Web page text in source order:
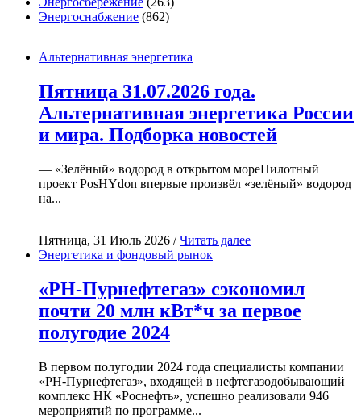
Энергоснабжение (862)
Альтернативная энергетика
Пятница 31.07.2026 года.
Альтернативная энергетика России
и мира. Подборка новостей
— «Зелёный» водород в открытом мореПилотный
проект PosHYdon впервые произвёл «зелёный» водород
на...
Пятница, 31 Июль 2026 /Читать далее
Энергетика и фондовый рынок
«РН-Пурнефтегаз» сэкономил
почти 20 млн кВт*ч за первое
полугодие 2024
В первом полугодии 2024 года специалисты компании
«РН-Пурнефтегаз», входящей в нефтегазодобывающий
комплекс НК «Роснефть», успешно реализовали 946
мероприятий по программе...